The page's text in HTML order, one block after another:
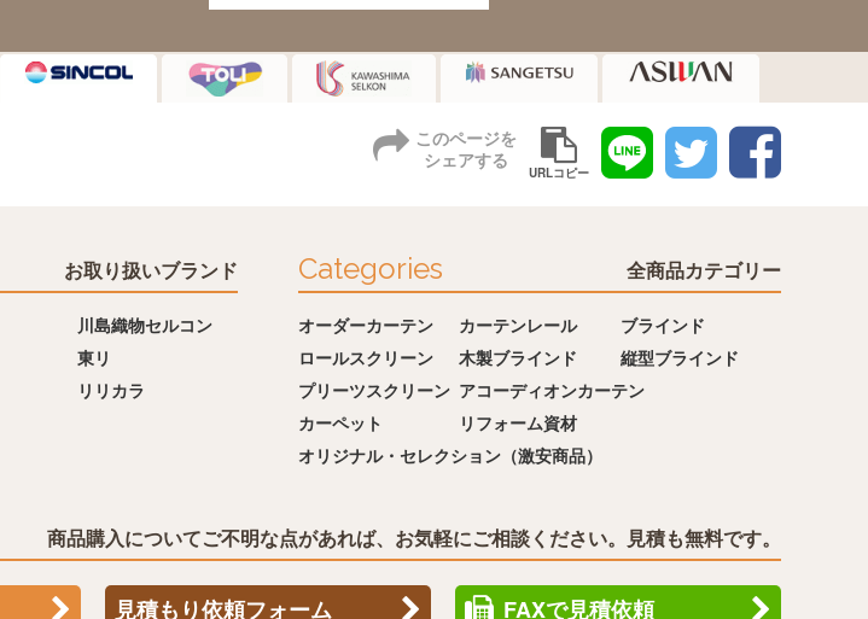
このページを
シェアする
URLコピー
お取り扱いブランド
川島織物セルコン
東リ
リリカラ
Categories 全商品カテゴリー
オーダーカーテン カーテンレール
ブラインド
ロールスクリーン
木製ブラインド
縦型ブラインド
プリーツスクリーン アコーディオンカーテン
カーペット
リフォーム資材
オリジナル・セレクション（激安商品）
商品購入についてご不明な点があれば、お気軽にご相談ください。見積も無料です。
見積もり依頼フォーム FAXで見積依頼